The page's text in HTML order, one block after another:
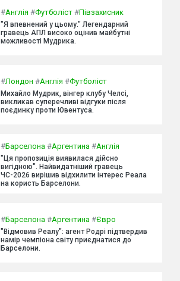
#Англія #Футболіст #Півзахисник
"Я впевнений у цьому." Легендарний
гравець АПЛ високо оцінив майбутні
можливості Мудрика.
#Лондон #Англія #Футболіст
Михайло Мудрик, вінгер клубу Челсі,
викликав суперечливі відгуки після
поєдинку проти Ювентуса.
#Барселона #Аргентина #Англія
"Ця пропозиція виявилася дійсно
вигідною". Найвидатніший гравець
ЧС-2026 вирішив відхилити інтерес Реала
на користь Барселони.
#Барселона #Аргентина #Євро
"Відмовив Реалу": агент Родрі підтвердив
намір чемпіона світу приєднатися до
Барселони.